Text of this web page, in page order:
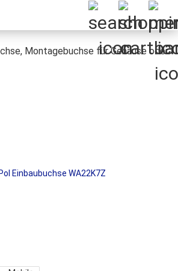
Montagebuchse für Gehäuse oder